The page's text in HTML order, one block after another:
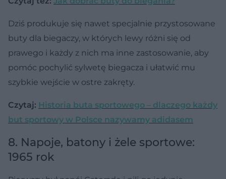
Dziś produkuje się nawet specjalnie przystosowane
buty dla biegaczy, w których lewy różni się od
prawego i każdy z nich ma inne zastosowanie, aby
pomóc pochylić sylwetę biegacza i ułatwić mu
szybkie wejście w ostre zakręty.
Czytaj: Historia buta sportowego – dlaczego każdy
but sportowy w Polsce nazywamy adidasem
8. Napoje, batony i żele sportowe:
1965 rok